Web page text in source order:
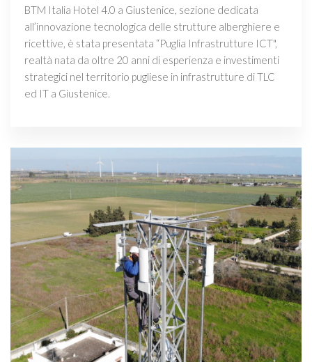
BTM Italia Hotel 4.0 a Giustenice, sezione dedicata
all’innovazione tecnologica delle strutture alberghiere e
ricettive, è stata presentata “Puglia Infrastrutture ICT",
realtà nata da oltre 20 anni di esperienza e investimenti
strategici nel territorio pugliese in infrastrutture di TLC
ed IT a Giustenice.